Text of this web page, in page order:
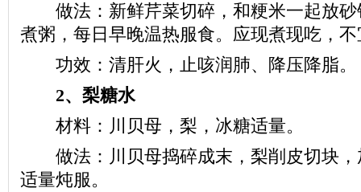
做法：新鲜芹菜切碎，和粳米一起放砂
煮粥，每日早晚温热服食。应现煮现吃，
功效：清肝火，止咳润肺、降压降脂。
2、梨糖水
材料：川贝母，梨，冰糖适量。
做法：川贝母捣碎成末，梨削皮切块，
适量炖服。